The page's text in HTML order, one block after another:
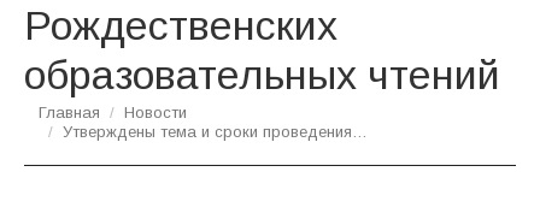
Рождественских
образовательных чтений
Вы здесь:
Главная
Новости
Утверждены тема и сроки проведения…